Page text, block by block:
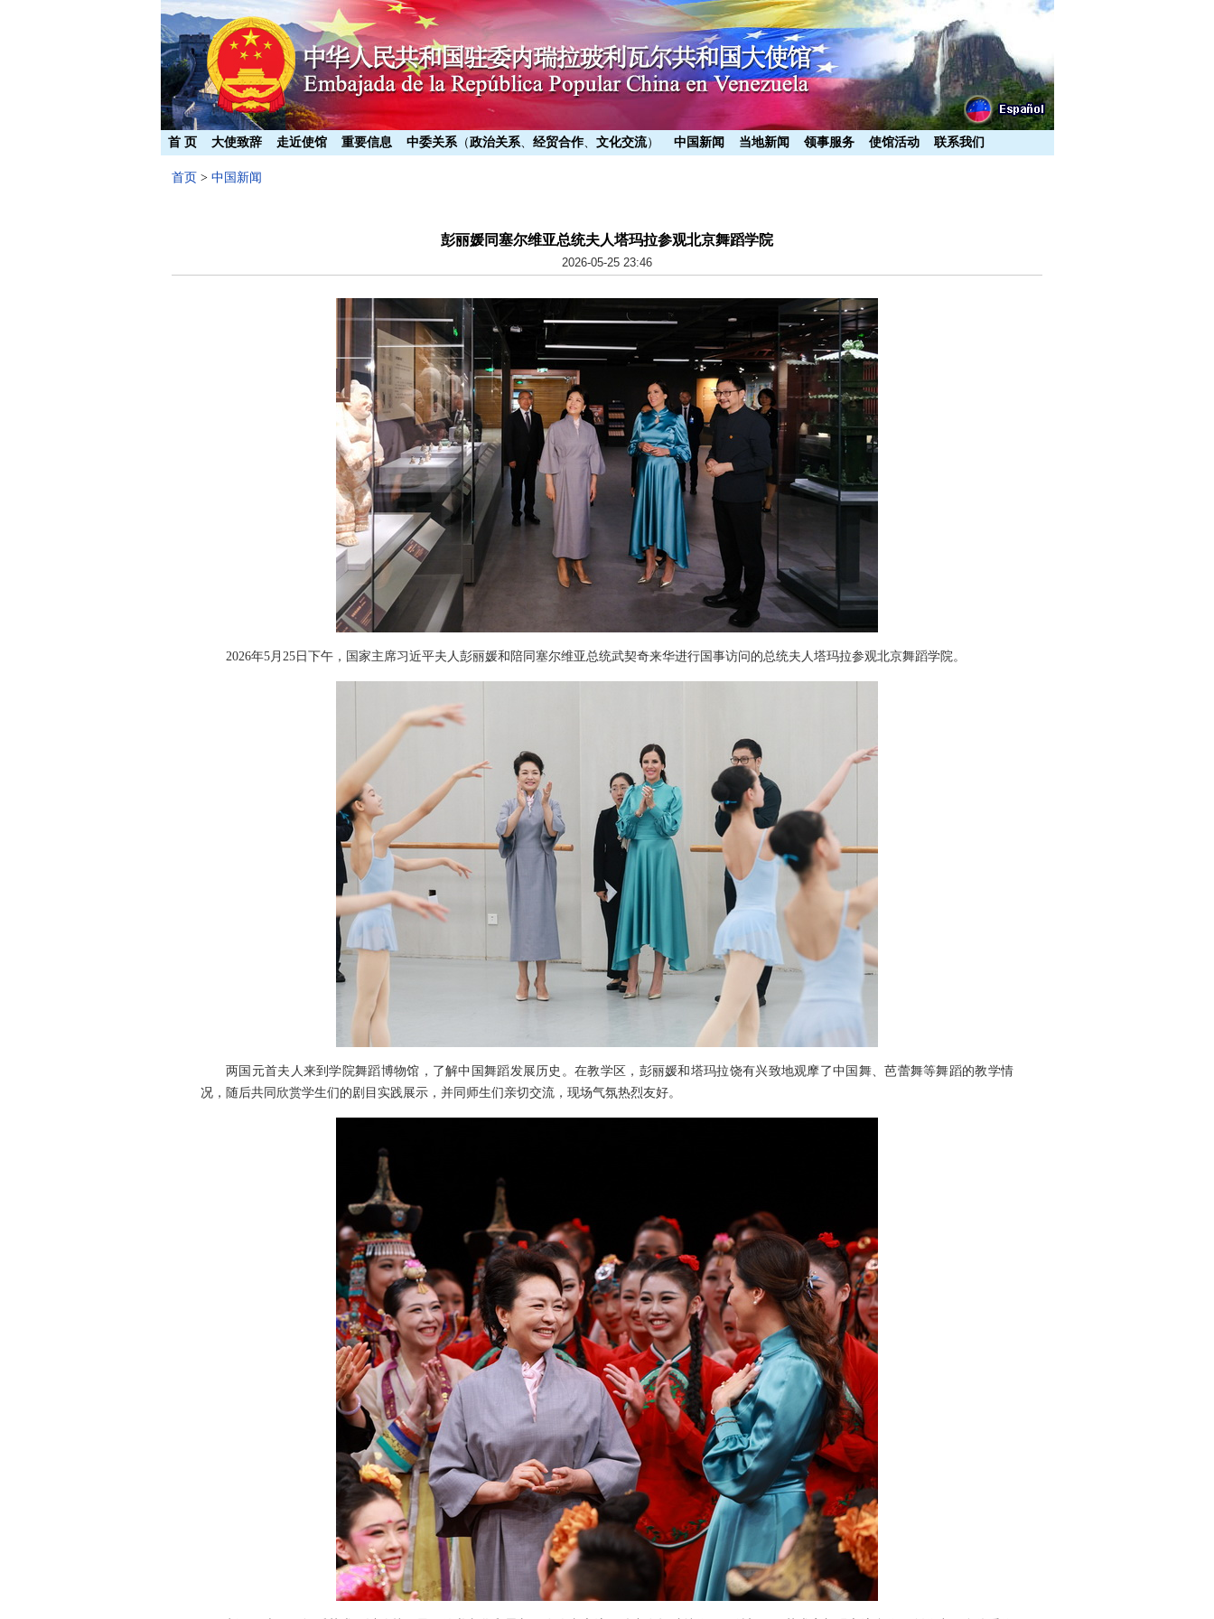
首 页 大使致辞 走近使馆 重要信息 中委关系（政治关系、 经贸合作、 文化交流） 中国新闻 当地新闻 领事服务 使馆活动 联系我们
首页 > 中国新闻
彭丽媛同塞尔维亚总统夫人塔玛拉参观北京舞蹈学院
2026-05-25 23:46
2026年5月25日下午，国家主席习近平夫人彭丽媛和陪同塞尔维亚总统武契奇来华进行国事访问的总统夫人塔玛拉参观北京舞蹈学院。
两国元首夫人来到学院舞蹈博物馆，了解中国舞蹈发展历史。在教学区，彭丽媛和塔玛拉饶有兴致地观摩了中国舞、芭蕾舞等舞蹈的教学情
况，随后共同欣赏学生们的剧目实践展示，并同师生们亲切交流，现场气氛热烈友好。